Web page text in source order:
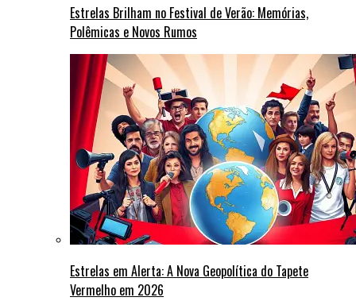
Estrelas Brilham no Festival de Verão: Memórias,
Polêmicas e Novos Rumos
Estrelas em Alerta: A Nova Geopolítica do Tapete
Vermelho em 2026